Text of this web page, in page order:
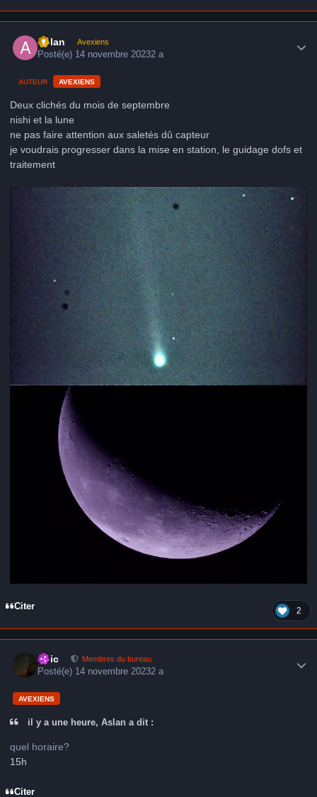
Aslan Avexiens
Posté(e) 14 novembre 20232 a
AUTEUR AVEXIENS
Deux clichés du mois de septembre
nishi et la lune
ne pas faire attention aux saletés dû capteur
je voudrais progresser dans la mise en station, le guidage dofs et
traitement
Citer 2
Loic Membres du bureau
Posté(e) 14 novembre 20232 a
AVEXIENS
il y a une heure, Aslan a dit :
quel horaire?
15h
Citer